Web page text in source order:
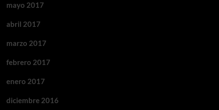
mayo 2017
abril 2017
marzo 2017
febrero 2017
enero 2017
diciembre 2016